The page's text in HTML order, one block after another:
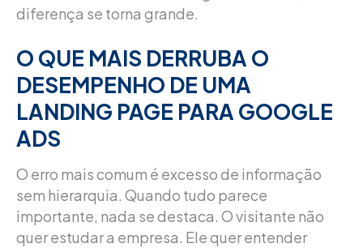
diferença se torna grande.
O QUE MAIS DERRUBA O
DESEMPENHO DE UMA
LANDING PAGE PARA GOOGLE
ADS
O erro mais comum é excesso de informação
sem hierarquia. Quando tudo parece
importante, nada se destaca. O visitante não
quer estudar a empresa. Ele quer entender